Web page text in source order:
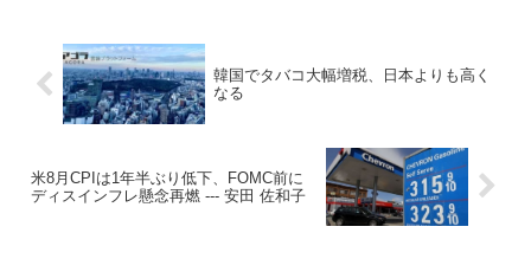
韓国でタバコ大幅増税、日本よりも高く
なる
米8月CPIは1年半ぶり低下、FOMC前に
ディスインフレ懸念再燃 --- 安田 佐和子